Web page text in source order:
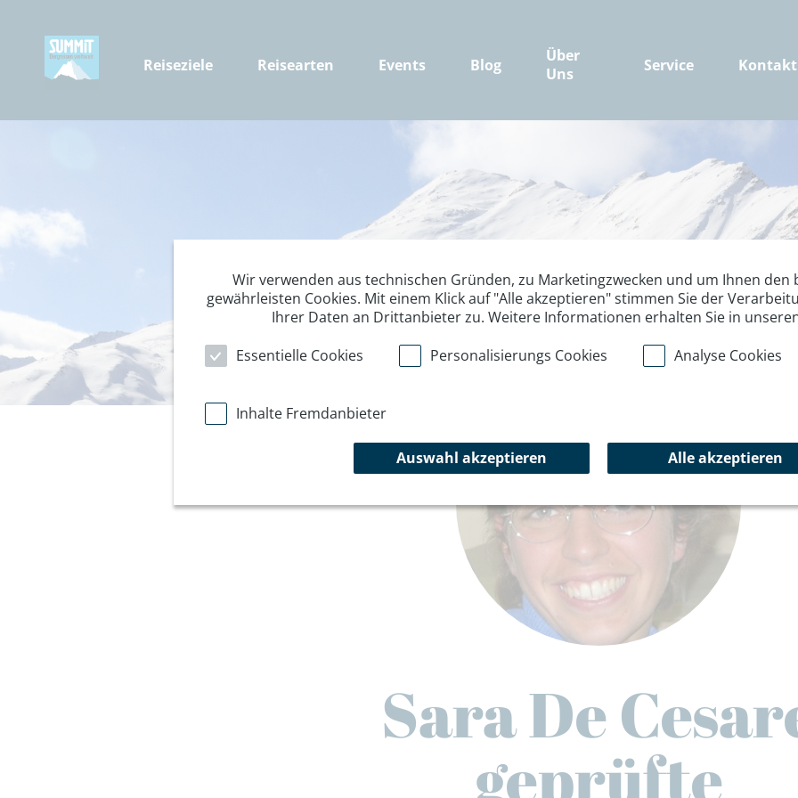
Reiseziele Reisearten Events Blog
Über
Uns
Service Kontakt
Sara De
geprüfte
Wir verwenden aus technischen Gründen, zu Marketingzwecken und um Ihnen den
gewährleisten Cookies. Mit einem Klick auf "Alle akzeptieren" stimmen Sie der
Ihrer Daten an Drittanbieter zu. Weitere Informationen erhalten Sie in
Essentielle Cookies
Personalisierungs Cookies Analyse Cookies
Inhalte Fremdanbieter
Auswahl akzeptieren Alle akzeptieren